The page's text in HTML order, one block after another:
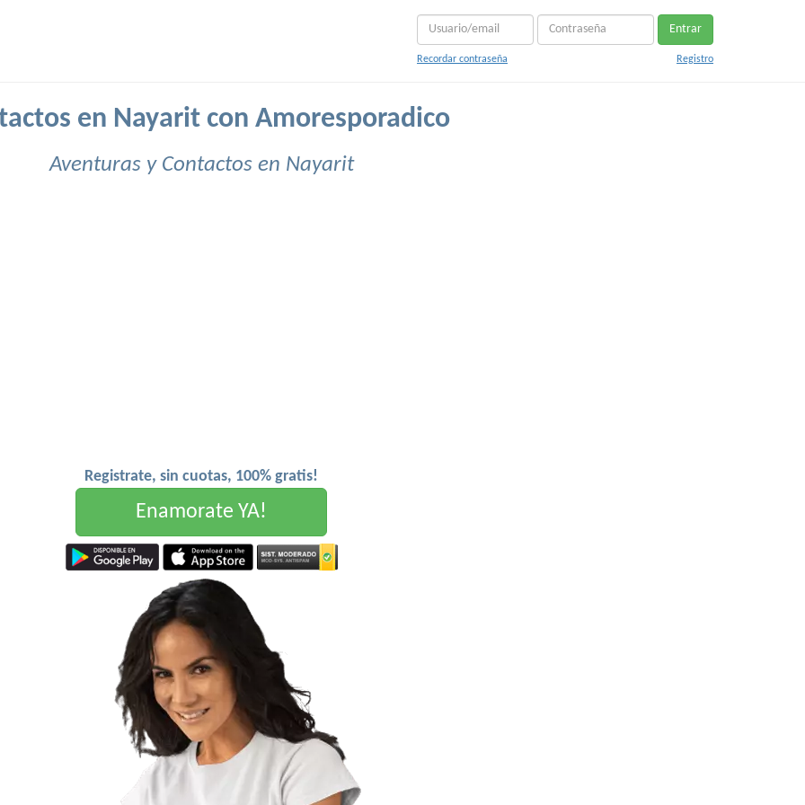
Entrar
Recordar contraseña Registro
en Nayarit con Amoresporadico
Aventuras y Contactos en Nayarit
Registrate, sin cuotas, 100% gratis!
Enamorate YA!